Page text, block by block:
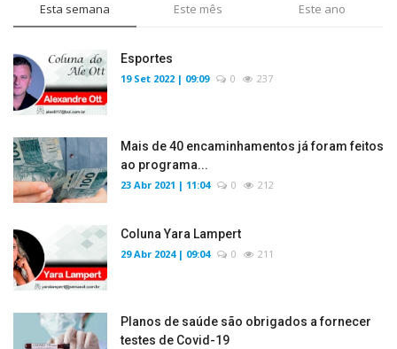
Esta semana Este mês Este ano
Esportes
19 Set 2022 | 09:09 0 237
Mais de 40 encaminhamentos já foram feitos
ao programa...
23 Abr 2021 | 11:04 0 212
Coluna Yara Lampert
29 Abr 2024 | 09:04 0 211
Planos de saúde são obrigados a fornecer
testes de Covid-19